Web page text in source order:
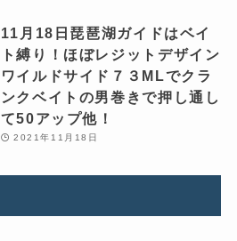
11月18日琵琶湖ガイドはベイ
ト縛り！ほぼレジットデザイン
ワイルドサイド７３MLでクラ
ンクベイトの男巻きで押し通し
て50アップ他！
2021年11月18日